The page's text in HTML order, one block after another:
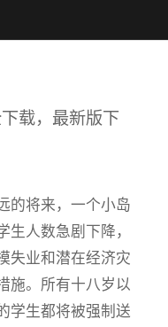
载，最新版下
的将来，一个小岛
生人数急剧下降，
失业和潜在经济灾
施。所有十八岁以
学生都将被强制送